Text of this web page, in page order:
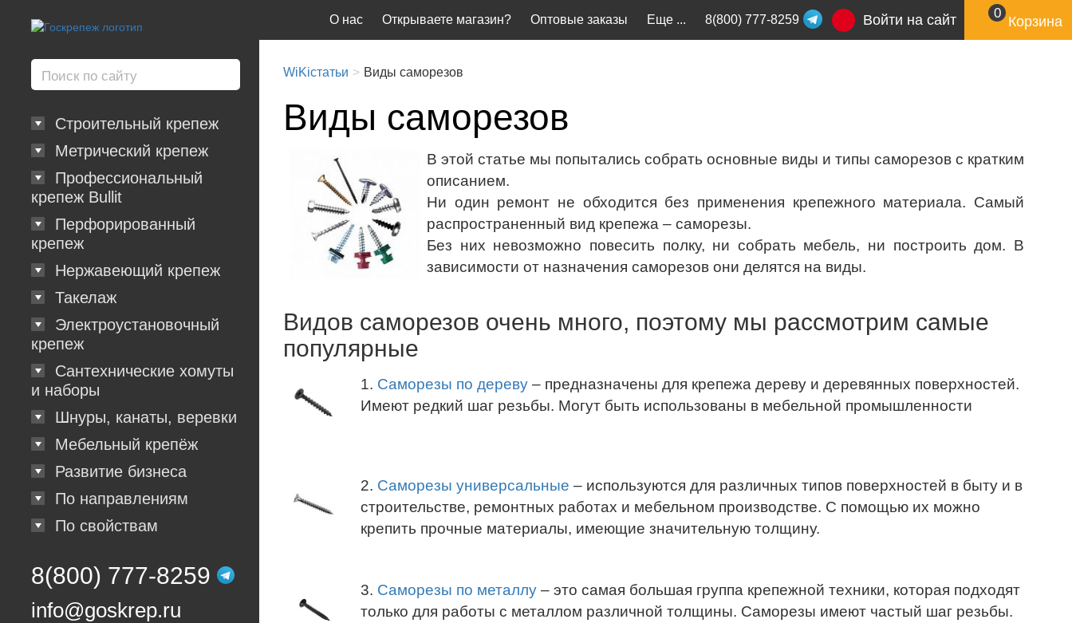
Строительный крепеж
Метрический крепеж
Профессиональный
крепеж Bullit
Перфорированный
крепеж
Нержавеющий крепеж
Такелаж
Электроустановочный
крепеж
Сантехнические хомуты
и наборы
Шнуры, канаты, веревки
Мебельный крепёж
Развитие бизнеса
По направлениям
По свойствам
8(800) 777-8259
info@goskrep.ru
Еще ...
О нас Открываете магазин? Оптовые заказы 8(800) 777-8259 Войти на сайт 0
Корзина
WiKiстатьи Виды саморезов
Виды саморезов
В этой статье мы попытались собрать основные виды и типы саморезов с кратким
описанием.
Ни один ремонт не обходится без применения крепежного материала. Самый
распространенный вид крепежа – саморезы.
Без них невозможно повесить полку, ни собрать мебель, ни построить дом. В
зависимости от назначения саморезов они делятся на виды.
Видов саморезов очень много, поэтому мы рассмотрим самые
популярные
1. Саморезы по дереву – предназначены для крепежа дереву и деревянных поверхностей.
Имеют редкий шаг резьбы. Могут быть использованы в мебельной промышленности
2. Саморезы универсальные – используются для различных типов поверхностей в быту и в
строительстве, ремонтных работах и мебельном производстве. С помощью их можно
крепить прочные материалы, имеющие значительную толщину.
3. Саморезы по металлу – это самая большая группа крепежной техники, которая подходят
только для работы с металлом различной толщины. Саморезы имеют частый шаг резьбы.